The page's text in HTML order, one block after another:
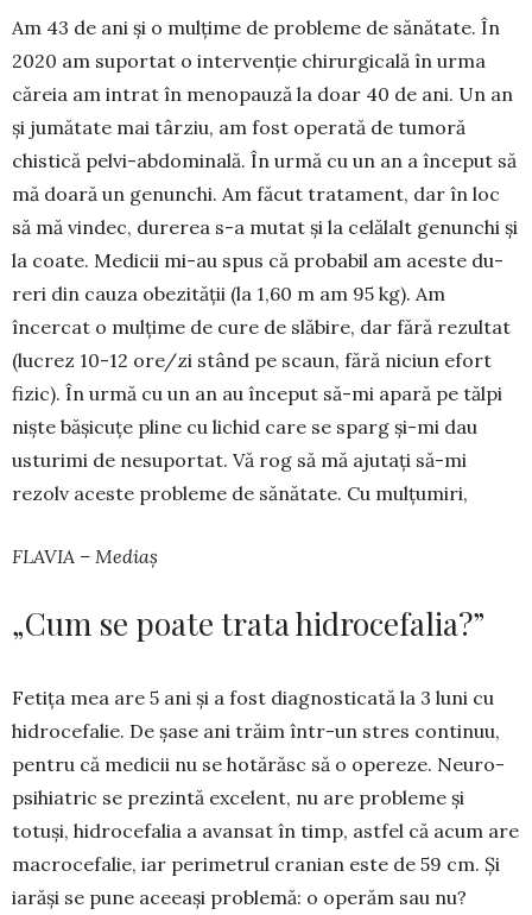
Am 43 de ani și o mulțime de probleme de să­nă­tate. În
2020 am suportat o intervenție chirur­gicală în urma
căreia am intrat în menopauză la doar 40 de ani. Un an
și jumătate mai târziu, am fost operată de tumoră
chistică pelvi-ab­do­minală. În urmă cu un an a început să
mă doară un ge­nunchi. Am făcut trata­ment, dar în loc
să mă vin­dec, durerea s-a mutat și la celălalt genunchi și
la coa­te. Medicii mi-au spus că probabil am aceste du­­
reri din cauza obezității (la 1,60 m am 95 kg). Am
încercat o mul­țime de cure de slă­bire, dar fără re­zultat
(lucrez 10-12 ore/zi stând pe scaun, fără niciun efort
fizic). În urmă cu un an au în­ceput să-mi apa­ră pe tălpi
niște băși­cuțe pline cu li­chid care se sparg și-mi dau
usturimi de ne­su­­portat. Vă rog să mă aju­tați să-mi
rezolv aces­­te pro­­­bleme de sănătate. Cu mul­­țu­miri,
FLAVIA – Mediaș
„Cum se poate trata hidrocefalia?”
Fetița mea are 5 ani și a fost diagnosticată la 3 luni cu
hidrocefalie. De șase ani tră­im într-un stres con­tinuu,
pen­tru că medicii nu se hotă­răsc să o ope­reze. Neuro­
psi­hiatric se prezintă excelent, nu are pro­­bleme și
totuși, hi­droce­fa­lia a avansat în timp, astfel că acum are
macro­ce­falie, iar pe­rimetrul cranian este de 59 cm. Și
iarăși se pune aceeași problemă: o ope­răm sau nu?